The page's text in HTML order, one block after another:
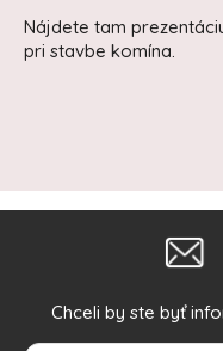
Nájdete tam
pri stavbe komína.
Chceli by ste byť